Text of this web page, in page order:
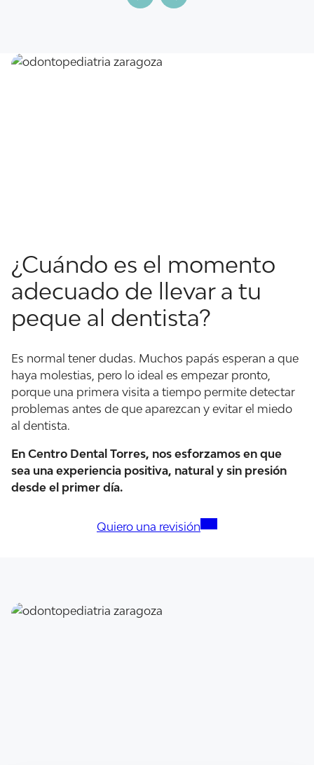
¿Cuándo es el momento
adecuado de llevar a tu
peque al dentista?
Es normal tener dudas. Muchos papás esperan a que
haya molestias, pero lo ideal es empezar pronto,
porque una primera visita a tiempo permite detectar
problemas antes de que aparezcan y evitar el miedo
al dentista.
En Centro Dental Torres, nos esforzamos en que
sea una experiencia positiva, natural y sin presión
desde el primer día.
Quiero una revisión